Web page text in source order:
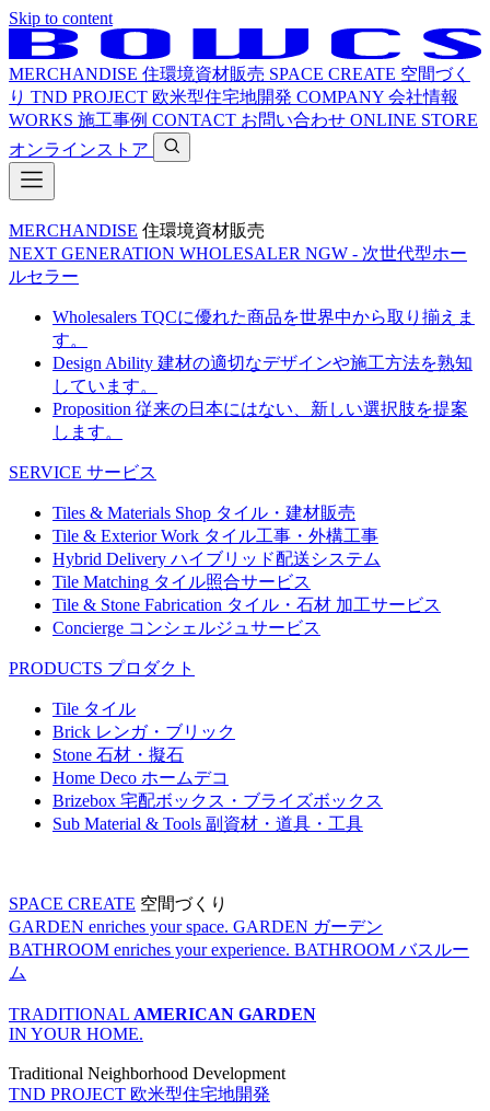
Skip to content
MERCHANDISE 住環境資材販売 SPACE CREATE 空間づく
り TND PROJECT 欧米型住宅地開発 COMPANY 会社情報
WORKS 施工事例 CONTACT お問い合わせ ONLINE STORE
オンラインストア
MERCHANDISE 住環境資材販売
NEXT GENERATION WHOLESALER NGW - 次世代型ホー
ルセラー
Wholesalers TQCに優れた商品を世界中から取り揃えま
す。
Design Ability 建材の適切なデザインや施工方法を熟知
しています。
Proposition 従来の日本にはない、新しい選択肢を提案
します。
SERVICE サービス
Tiles & Materials Shop タイル・建材販売
Tile & Exterior Work タイル工事・外構工事
Hybrid Delivery ハイブリッド配送システム
Tile Matching タイル照合サービス
Tile & Stone Fabrication タイル・石材 加工サービス
Concierge コンシェルジュサービス
PRODUCTS プロダクト
Tile タイル
Brick レンガ・ブリック
Stone 石材・擬石
Home Deco ホームデコ
Brizebox 宅配ボックス・ブライズボックス
Sub Material & Tools 副資材・道具・工具
SPACE CREATE 空間づくり
GARDEN enriches your space. GARDEN ガーデン
BATHROOM enriches your experience. BATHROOM バスルー
ム
TRADITIONAL AMERICAN GARDEN
IN YOUR HOME.
Traditional Neighborhood Development
TND PROJECT 欧米型住宅地開発